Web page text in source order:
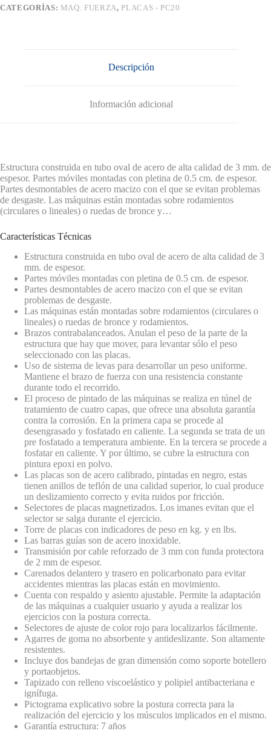
CATEGORÍAS: MAQ. FUERZA, PLACAS - PC20
Descripción
Información adicional
Estructura construida en tubo oval de acero de alta calidad de 3 mm. de
espesor. Partes móviles montadas con pletina de 0.5 cm. de espesor.
Partes desmontables de acero macizo con el que se evitan problemas
de desgaste. Las máquinas están montadas sobre rodamientos
(circulares o lineales) o ruedas de bronce y…
Características Técnicas
Estructura construida en tubo oval de acero de alta calidad de 3
mm. de espesor.
Partes móviles montadas con pletina de 0.5 cm. de espesor.
Partes desmontables de acero macizo con el que se evitan
problemas de desgaste.
Las máquinas están montadas sobre rodamientos (circulares o
lineales) o ruedas de bronce y rodamientos.
Brazos contrabalanceados. Anulan el peso de la parte de la
estructura que hay que mover, para levantar sólo el peso
seleccionado con las placas.
Uso de sistema de levas para desarrollar un peso uniforme.
Mantiene el brazo de fuerza con una resistencia constante
durante todo el recorrido.
El proceso de pintado de las máquinas se realiza en túnel de
tratamiento de cuatro capas, que ofrece una absoluta garantía
contra la corrosión. En la primera capa se procede al
desengrasado y fosfatado en caliente. La segunda se trata de un
pre fosfatado a temperatura ambiente. En la tercera se procede a
fosfatar en caliente. Y por último, se cubre la estructura con
pintura epoxi en polvo.
Las placas son de acero calibrado, pintadas en negro, estas
tienen anillos de teflón de una calidad superior, lo cual produce
un deslizamiento correcto y evita ruidos por fricción.
Selectores de placas magnetizados. Los imanes evitan que el
selector se salga durante el ejercicio.
Torre de placas con indicadores de peso en kg. y en lbs.
Las barras guías son de acero inoxidable.
Transmisión por cable reforzado de 3 mm con funda protectora
de 2 mm de espesor.
Carenados delantero y trasero en policarbonato para evitar
accidentes mientras las placas están en movimiento.
Cuenta con respaldo y asiento ajustable. Permite la adaptación
de las máquinas a cualquier usuario y ayuda a realizar los
ejercicios con la postura correcta.
Selectores de ajuste de color rojo para localizarlos fácilmente.
Agarres de goma no absorbente y antideslizante. Son altamente
resistentes.
Incluye dos bandejas de gran dimensión como soporte botellero
y portaobjetos.
Tapizado con relleno viscoelástico y polipiel antibacteriana e
ignífuga.
Pictograma explicativo sobre la postura correcta para la
realización del ejercicio y los músculos implicados en el mismo.
Garantía estructura: 7 años